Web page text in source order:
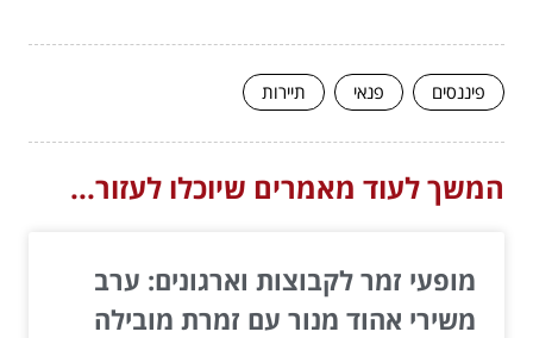
פיננסים פנאי תיירות
המשך לעוד מאמרים שיוכלו לעזור...
מופעי זמר לקבוצות וארגונים: ערב
משירי אהוד מנור עם זמרת מובילה